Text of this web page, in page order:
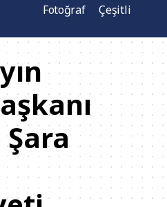
Fotoğraf
Çeşitli